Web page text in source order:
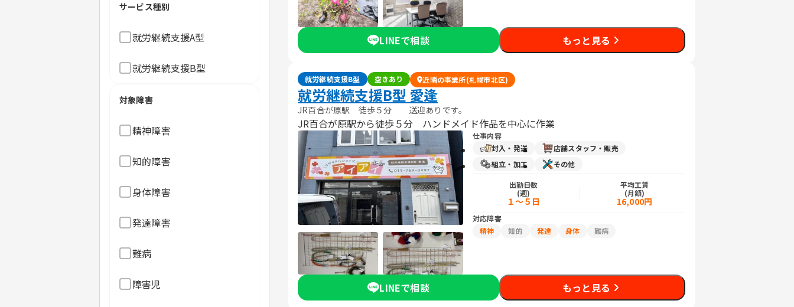
サービス種別
就労継続支援A型
就労継続支援B型
対象障害
精神障害
知的障害
身体障害
発達障害
難病
障害児
LINEで相談 もっと見る
就労継続支援B型 空きあり 近隣の事業所(札幌市北区)
就労継続支援B型 愛逢
JR百合が原駅 徒歩５分 送迎ありです。
JR百合が原駅から徒歩５分 ハンドメイド作品を中心に作業
仕事内容
封入・発送
店舗スタッフ・販売
組立・加工
その他
出勤日数
(週)
１～５日
平均工賃
(月額)
16,000円
対応障害
精神
知的 発達 身体 難病
LINEで相談 もっと見る